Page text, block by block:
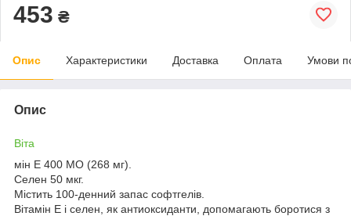
453 ₴
Опис Характеристики Доставка Оплата Умови
Опис
Віта
мін Е 400 МО (268 мг).
Селен 50 мкг.
Містить 100-денний запас софтгелів.
Вітамін Е і селен, як антиоксиданти, допомагають боротися з